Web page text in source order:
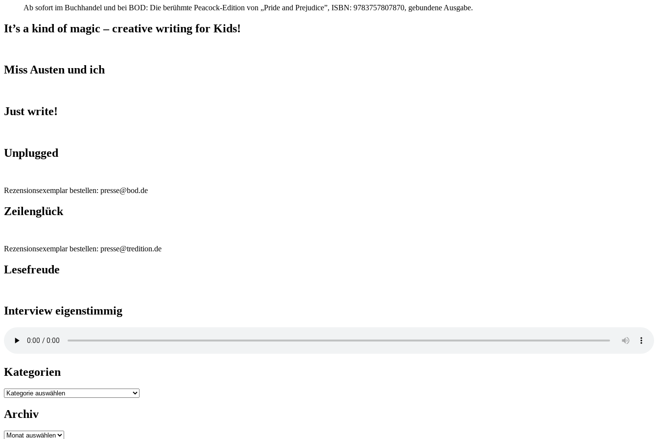
Ab sofort im Buchhandel und bei BOD: Die berühmte Peacock-Edition von „Pride and Prejudice”, ISBN: 9783757807870, gebundene Ausgabe.
It’s a kind of magic – creative writing for Kids!
Miss Austen und ich
Just write!
Unplugged
Rezensionsexemplar bestellen: presse@bod.de
Zeilenglück
Rezensionsexemplar bestellen: presse@tredition.de
Lesefreude
Interview eigenstimmig
Kategorien
Kategorien
Archiv
Archiv